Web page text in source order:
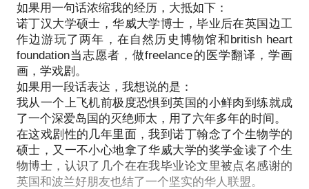
如果你想过的更有意义，我也可以和你分享怎样到伦
敦的自然历史博物馆参观或在当地的慈善机构做个志
英国签证填写、材料准备、翻译咨询；
英国游学、留学规划咨询；
翻译咨询。
PS.在选择与我见面前，请把你的问题更具体化。毕
竟一小时的谈话只能解决一个小问题。请把你的问题
提前发给我，方便我做更精确的准备，提升见面效
如果用一句话浓缩我的经历，大抵如下：
诺丁汉大学硕士，华威大学博士，毕业后在英国边工
作边游玩了两年，在自然历史博物馆和british heart
foundation当志愿者，做freelance的医学翻译，学画
画，学戏剧。
如果用一段话表达，我想说的是：
我从一个上飞机前极度恐惧到英国的小鲜肉到练就成
了一个深爱岛国的灭绝师太，用了六年多年的时间。
在这戏剧性的几年里面，我到诺丁翰念了个生物学的
硕士，又一不小心地拿了华威大学的奖学金读了个生
物博士，认识了几个在在我毕业论文里被点名感谢的
英国和波兰好朋友也结了一个坚实的华人联盟。